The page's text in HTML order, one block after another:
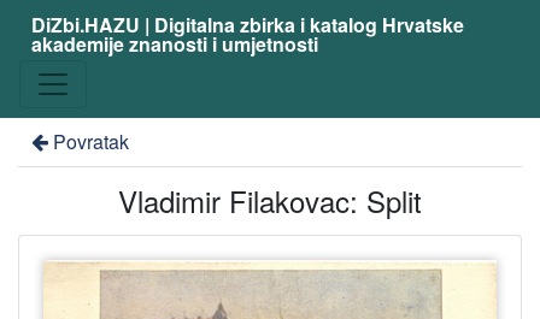
DiZbi.HAZU | Digitalna zbirka i katalog Hrvatske
akademije znanosti i umjetnosti
Povratak
Vladimir Filakovac: Split